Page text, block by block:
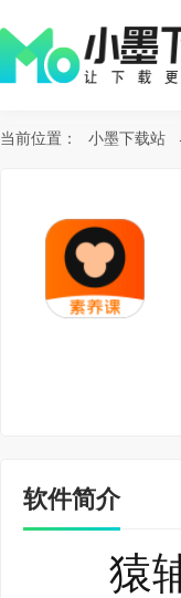
当前位置： 小墨下载站
软件简介
猿辅